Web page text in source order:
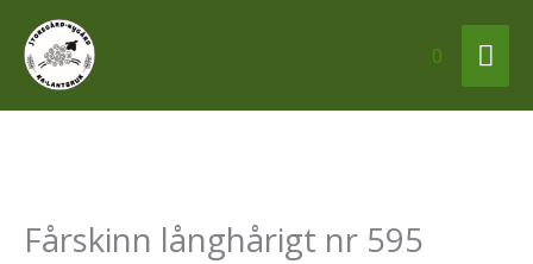
Hoppa
innehåll
0
Fårskinn långhårigt nr 595
långhårigt